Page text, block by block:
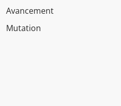
Avancement
Mutation